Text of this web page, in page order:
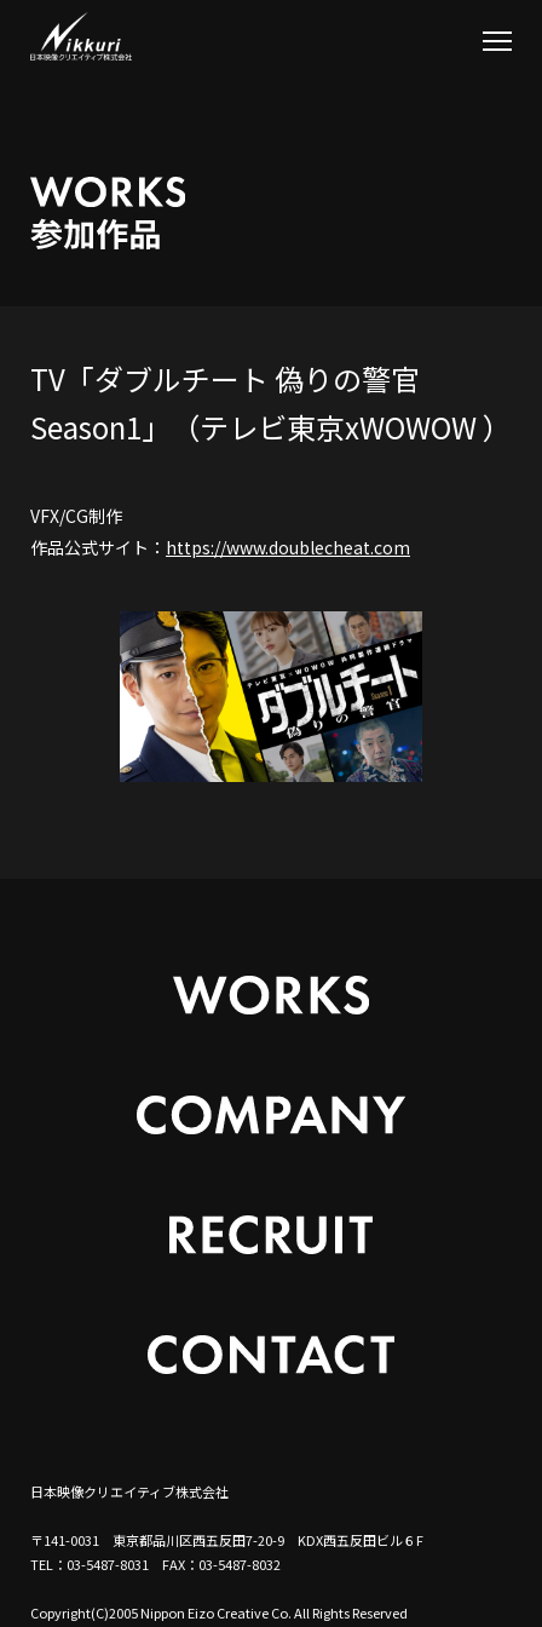
TV「ダブルチート 偽りの警官
Season1」（テレビ東京xWOWOW ）
VFX/CG制作
作品公式サイト： https://www.doublecheat.com
日本映像クリエイティブ株式会社
〒141-0031 東京都品川区西五反田7-20-9 KDX西五反田ビル６F
TEL：03-5487-8031 FAX：03-5487-8032
Copyright(C)2005 Nippon Eizo Creative Co. All Rights Reserved